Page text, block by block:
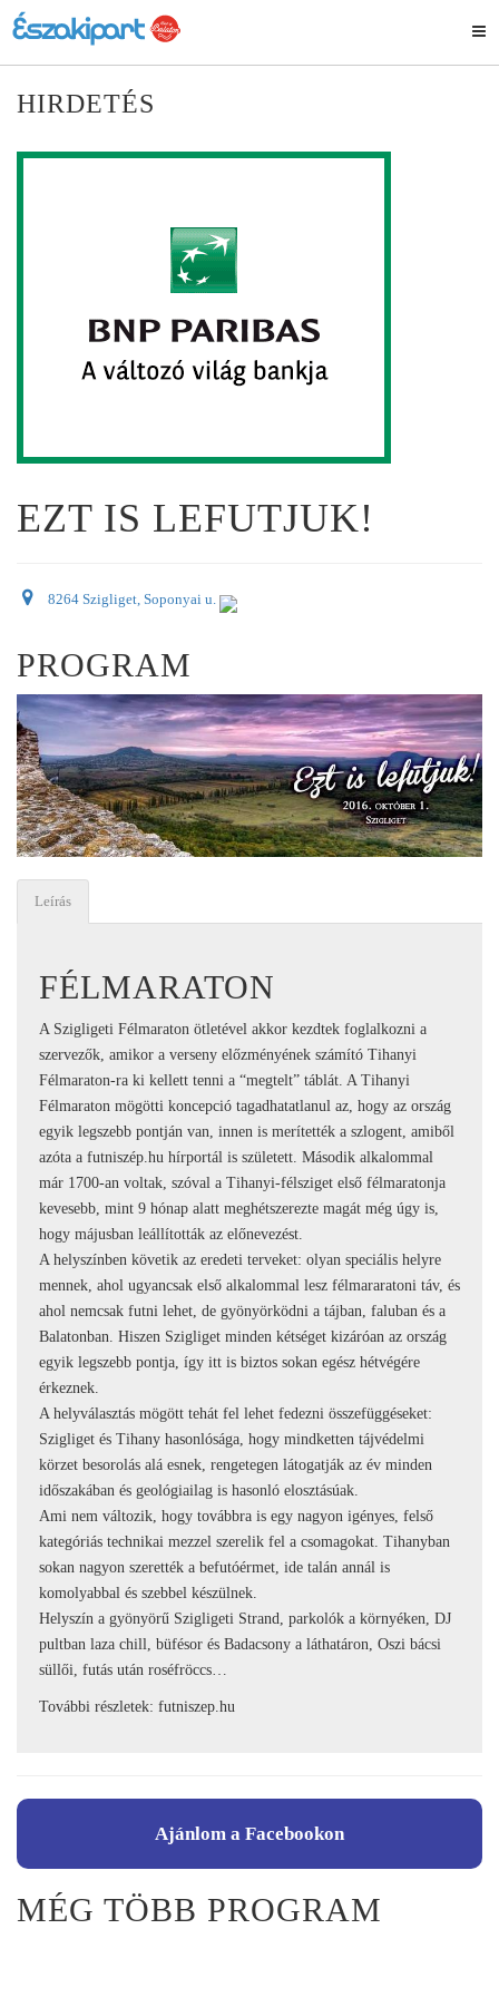
HIRDETÉS
EZT IS LEFUTJUK!
8264 Szigliget, Soponyai u.
PROGRAM
Leírás
FÉLMARATON
A Szigligeti Félmaraton ötletével akkor kezdtek foglalkozni a
szervezők, amikor a verseny előzményének számító Tihanyi
Félmaraton-ra ki kellett tenni a “megtelt” táblát. A Tihanyi
Félmaraton mögötti koncepció tagadhatatlanul az, hogy az ország
egyik legszebb pontján van, innen is merítették a szlogent, amiből
azóta a futniszép.hu hírportál is született. Második alkalommal
már 1700-an voltak, szóval a Tihanyi-félsziget első félmaratonja
kevesebb, mint 9 hónap alatt meghétszerezte magát még úgy is,
hogy májusban leállították az előnevezést.
A helyszínben követik az eredeti terveket: olyan speciális helyre
mennek, ahol ugyancsak első alkalommal lesz félmararatoni táv, és
ahol nemcsak futni lehet, de gyönyörködni a tájban, faluban és a
Balatonban. Hiszen Szigliget minden kétséget kizáróan az ország
egyik legszebb pontja, így itt is biztos sokan egész hétvégére
érkeznek.
A helyválasztás mögött tehát fel lehet fedezni összefüggéseket:
Szigliget és Tihany hasonlósága, hogy mindketten tájvédelmi
körzet besorolás alá esnek, rengetegen látogatják az év minden
időszakában és geológiailag is hasonló elosztásúak.
Ami nem változik, hogy továbbra is egy nagyon igényes, felső
kategóriás technikai mezzel szerelik fel a csomagokat. Tihanyban
sokan nagyon szerették a befutóérmet, ide talán annál is
komolyabbal és szebbel készülnek.
Helyszín a gyönyörű Szigligeti Strand, parkolók a környéken, DJ
pultban laza chill, büfésor és Badacsony a láthatáron, Oszi bácsi
süllői, futás után roséfröccs…
További részletek: futniszep.hu
Ajánlom a Facebookon
MÉG TÖBB PROGRAM